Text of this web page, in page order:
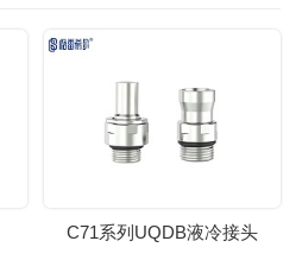
C71系列UQDB液冷接头